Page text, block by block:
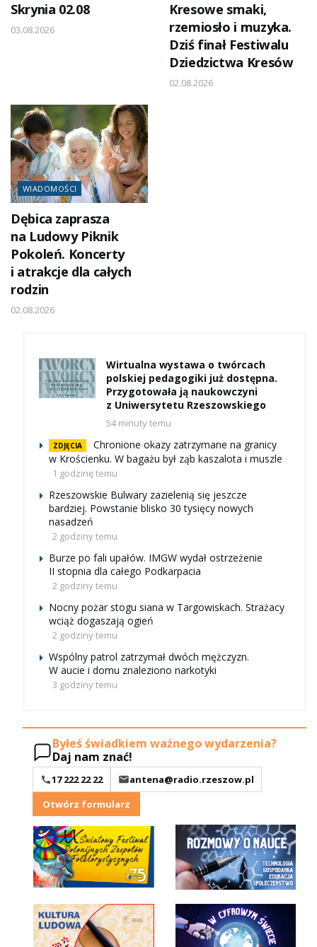
Skrynia 02.08
03.08.2026
Kresowe smaki,
rzemiosło i muzyka.
Dziś finał Festiwalu
Dziedzictwa Kresów
02.08.2026
WIADOMOŚCI
Dębica zaprasza
na Ludowy Piknik
Pokoleń. Koncerty
i atrakcje dla całych
rodzin
02.08.2026
Wirtualna wystawa o twórcach
polskiej pedagogiki już dostępna.
Przygotowała ją naukowczyni
z Uniwersytetu Rzeszowskiego
54 minuty temu
ZDJĘCIA
Chronione okazy zatrzymane na granicy
w Krościenku. W bagażu był ząb kaszalota i muszle
1 godzinę temu
Rzeszowskie Bulwary zazielenią się jeszcze
bardziej. Powstanie blisko 30 tysięcy nowych
nasadzeń
2 godziny temu
Burze po fali upałów. IMGW wydał ostrzeżenie
II stopnia dla całego Podkarpacia
2 godziny temu
Nocny pożar stogu siana w Targowiskach. Strażacy
wciąż dogaszają ogień
2 godziny temu
Wspólny patrol zatrzymał dwóch mężczyzn.
W aucie i domu znaleziono narkotyki
3 godziny temu
Byłeś świadkiem ważnego wydarzenia?
Daj nam znać!
17 222 22 22
antena@radio.rzeszow.pl
Otwórz formularz